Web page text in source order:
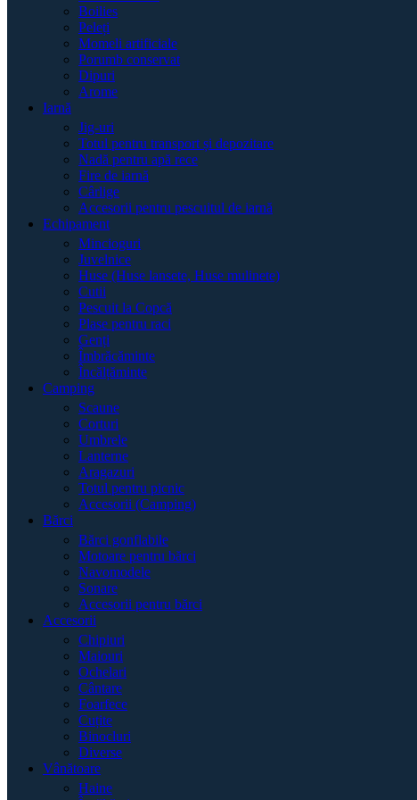
Boilies
Peleți
Momeli artificiale
Porumb conservat
Dipuri
Arome
Iarnă
Jig-uri
Totul pentru transport și depozitare
Nadă pentru apă rece
Fire de iarnă
Cârlige
Accesorii pentru pescuitul de iarnă
Echipament
Mincioguri
Juvelnice
Huse (Huse lansete, Huse mulinete)
Cutii
Pescuit la Copcă
Plase pentru raci
Genți
Îmbrăcăminte
Încălțăminte
Camping
Scaune
Corturi
Umbrele
Lanterne
Aragazuri
Totul pentru picnic
Accesorii (Camping)
Bărci
Bărci gonflabile
Motoare pentru bărci
Navomodele
Sonare
Accesorii pentru bărci
Accesorii
Chipiuri
Maiouri
Ochelari
Cântare
Foarfece
Cuțite
Binocluri
Diverse
Vânătoare
Haine